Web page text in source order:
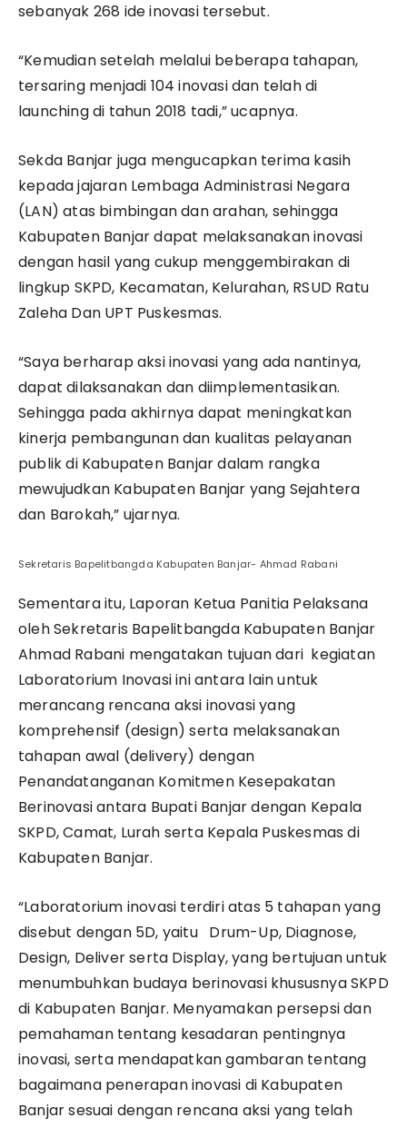
sebanyak 268 ide inovasi tersebut.
“Kemudian setelah melalui beberapa tahapan,
tersaring menjadi 104 inovasi dan telah di
launching di tahun 2018 tadi,” ucapnya.
Sekda Banjar juga mengucapkan terima kasih
kepada jajaran Lembaga Administrasi Negara
(LAN) atas bimbingan dan arahan, sehingga
Kabupaten Banjar dapat melaksanakan inovasi
dengan hasil yang cukup menggembirakan di
lingkup SKPD, Kecamatan, Kelurahan, RSUD Ratu
Zaleha Dan UPT Puskesmas.
“Saya berharap aksi inovasi yang ada nantinya,
dapat dilaksanakan dan diimplementasikan.
Sehingga pada akhirnya dapat meningkatkan
kinerja pembangunan dan kualitas pelayanan
publik di Kabupaten Banjar dalam rangka
mewujudkan Kabupaten Banjar yang Sejahtera
dan Barokah,” ujarnya.
Sekretaris Bapelitbangda Kabupaten Banjar- Ahmad Rabani
Sementara itu, Laporan Ketua Panitia Pelaksana
oleh Sekretaris Bapelitbangda Kabupaten Banjar
Ahmad Rabani mengatakan tujuan dari kegiatan
Laboratorium Inovasi ini antara lain untuk
merancang rencana aksi inovasi yang
komprehensif (design) serta melaksanakan
tahapan awal (delivery) dengan
Penandatanganan Komitmen Kesepakatan
Berinovasi antara Bupati Banjar dengan Kepala
SKPD, Camat, Lurah serta Kepala Puskesmas di
Kabupaten Banjar.
“Laboratorium inovasi terdiri atas 5 tahapan yang
disebut dengan 5D, yaitu Drum-Up, Diagnose,
Design, Deliver serta Display, yang bertujuan untuk
menumbuhkan budaya berinovasi khususnya SKPD
di Kabupaten Banjar. Menyamakan persepsi dan
pemahaman tentang kesadaran pentingnya
inovasi, serta mendapatkan gambaran tentang
bagaimana penerapan inovasi di Kabupaten
Banjar sesuai dengan rencana aksi yang telah